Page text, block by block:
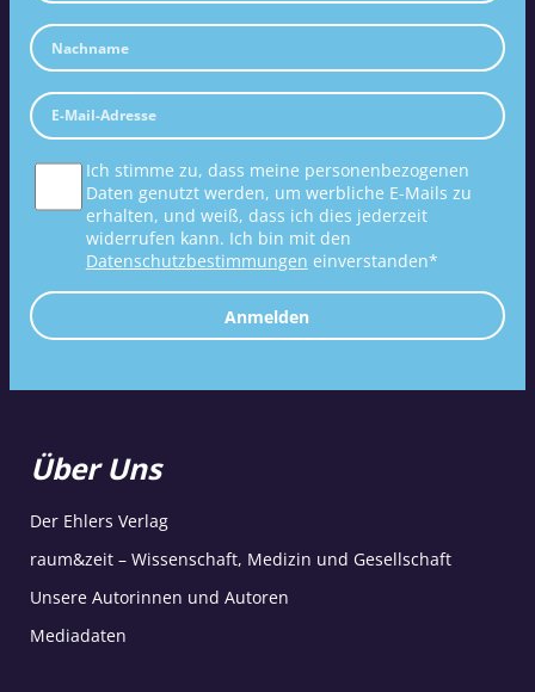
Ich stimme zu, dass meine personenbezogenen
Daten genutzt werden, um werbliche E-Mails zu
erhalten, und weiß, dass ich dies jederzeit
widerrufen kann. Ich bin mit den
Datenschutzbestimmungen einverstanden*
Anmelden
Über Uns
Der Ehlers Verlag
raum&zeit – Wissenschaft, Medizin und Gesellschaft
Unsere Autorinnen und Autoren
Mediadaten